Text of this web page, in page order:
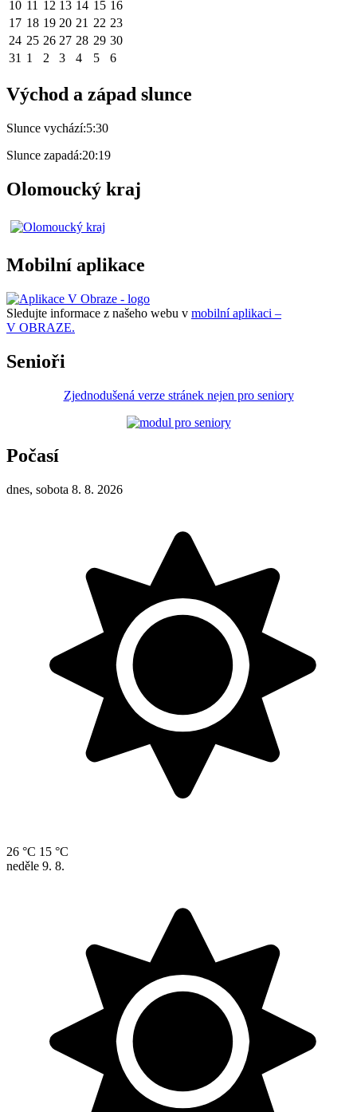
10 11 12 13 14 15 16
17 18 19 20 21 22 23
24 25 26 27 28 29 30
31 1 2 3 4 5 6
Východ a západ slunce
Slunce vychází:5:30
Slunce zapadá:20:19
Olomoucký kraj
Mobilní aplikace
Sledujte informace z našeho webu v mobilní aplikaci –
V OBRAZE.
Senioři
Zjednodušená verze stránek nejen pro seniory
Počasí
dnes, sobota 8. 8. 2026
26 °C 15 °C
neděle 9. 8.